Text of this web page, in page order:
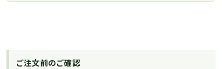
ご注文前のご確認